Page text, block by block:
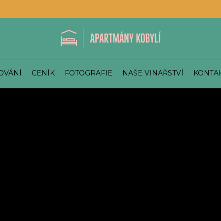
CENÍK FOTOGRAFIE NAŠE VINAŘSTVÍ